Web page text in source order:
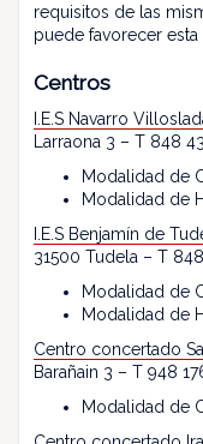
requisitos de las
puede favorecer esta
Centros
I.E.S Navarro
Larraona 3 – T 848
Modalidad de
Modalidad de
I.E.S Benjamín de
31500 Tudela – T
Modalidad de
Modalidad de
Centro concertado
Barañain 3 – T 948
Modalidad de